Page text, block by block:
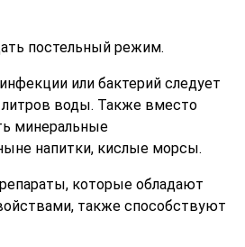
постельный режим.
или бактерий следует
воды. Также вместо
минеральные
напитки, кислые морсы.
которые обладают
также способствуют